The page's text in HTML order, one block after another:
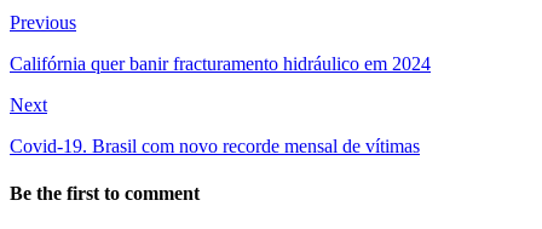
Previous
Califórnia quer banir fracturamento hidráulico em 2024
Next
Covid-19. Brasil com novo recorde mensal de vítimas
Be the first to comment